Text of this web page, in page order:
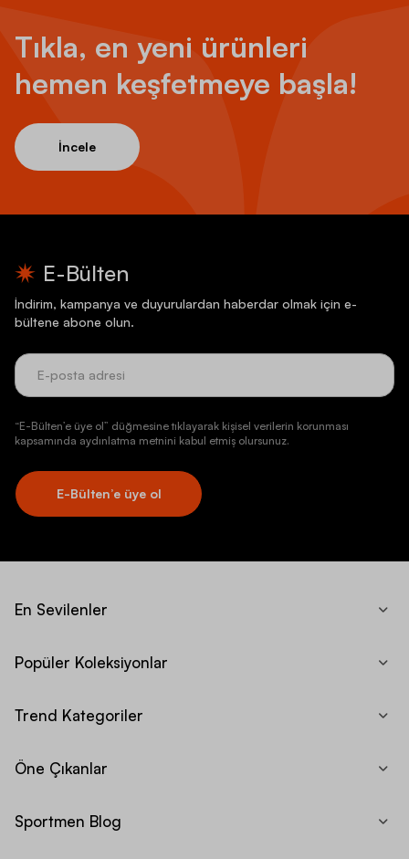
Tıkla, en yeni ürünleri
hemen keşfetmeye başla!
İncele
E-Bülten
İndirim, kampanya ve duyurulardan haberdar olmak için e-
bültene abone olun.
“E-Bülten’e üye ol” düğmesine tıklayarak kişisel verilerin korunması
kapsamında aydınlatma metnini kabul etmiş olursunuz.
E-Bülten’e üye ol
En Sevilenler
Popüler Koleksiyonlar
Trend Kategoriler
Öne Çıkanlar
Sportmen Blog